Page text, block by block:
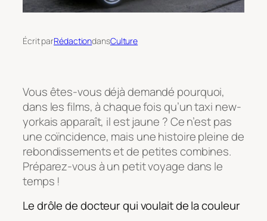
Écrit parRédactiondansCulture
Vous êtes-vous déjà demandé pourquoi,
dans les films, à chaque fois qu’un taxi new-
yorkais apparaît, il est jaune ? Ce n’est pas
une coïncidence, mais une histoire pleine de
rebondissements et de petites combines.
Préparez-vous à un petit voyage dans le
temps !
Le drôle de docteur qui voulait de la couleur